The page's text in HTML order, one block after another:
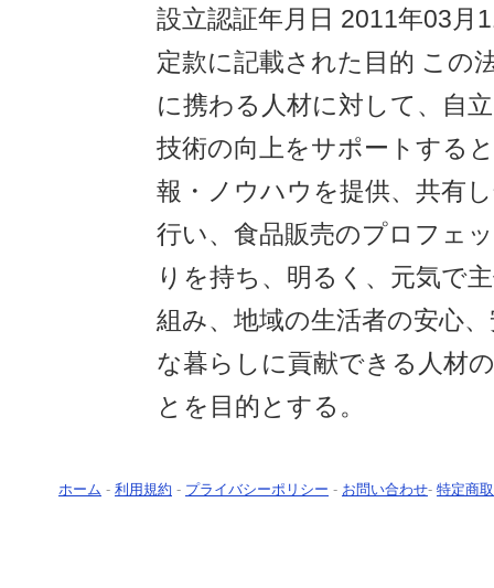
設立認証年月日 2011年03月
定款に記載された目的 この
に携わる人材に対して、自
技術の向上をサポートする
報・ノウハウを提供、共有
行い、食品販売のプロフェ
りを持ち、明るく、元気で
組み、地域の生活者の安心
な暮らしに貢献できる人材
とを目的とする。
ホーム - 利用規約 - プライバシーポリシー - お問い合わせ- 特定商